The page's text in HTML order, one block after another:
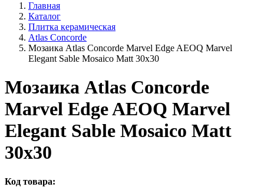
Главная
Каталог
Плитка керамическая
Atlas Concorde
Мозаика Atlas Concorde Marvel Edge AEOQ Marvel
Elegant Sable Mosaico Matt 30x30
Мозаика Atlas Concorde
Marvel Edge AEOQ Marvel
Elegant Sable Mosaico Matt
30x30
Код товара: